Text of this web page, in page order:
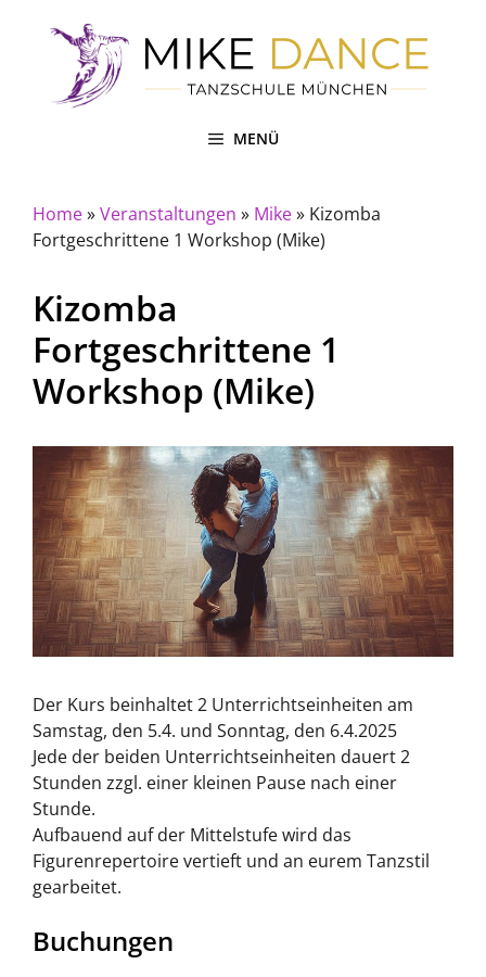
MENÜ
Home»Veranstaltungen » Mike» Kizomba
Fortgeschrittene 1 Workshop (Mike)
Kizomba
Fortgeschrittene 1
Workshop (Mike)
Der Kurs beinhaltet 2 Unterrichtseinheiten am
Samstag, den 5.4. und Sonntag, den 6.4.2025
Jede der beiden Unterrichtseinheiten dauert 2
Stunden zzgl. einer kleinen Pause nach einer
Stunde.
Aufbauend auf der Mittelstufe wird das
Figurenrepertoire vertieft und an eurem Tanzstil
gearbeitet.
Buchungen